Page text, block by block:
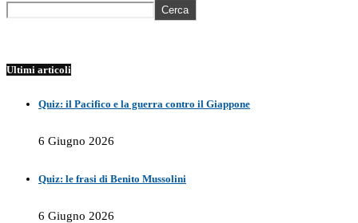
Cerca
Ultimi articoli
Quiz: il Pacifico e la guerra contro il Giappone
6 Giugno 2026
Quiz: le frasi di Benito Mussolini
6 Giugno 2026